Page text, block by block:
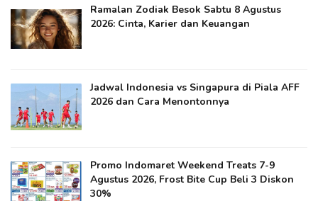
Ramalan Zodiak Besok Sabtu 8 Agustus
2026: Cinta, Karier dan Keuangan
Jadwal Indonesia vs Singapura di Piala AFF
2026 dan Cara Menontonnya
Promo Indomaret Weekend Treats 7-9
Agustus 2026, Frost Bite Cup Beli 3 Diskon
30%